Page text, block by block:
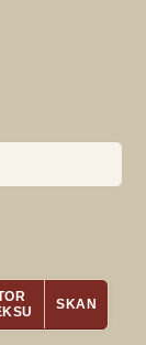
SKAN